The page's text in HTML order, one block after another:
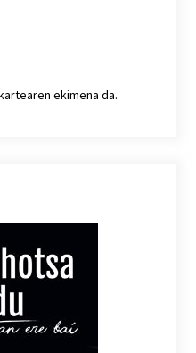
ekimena da.